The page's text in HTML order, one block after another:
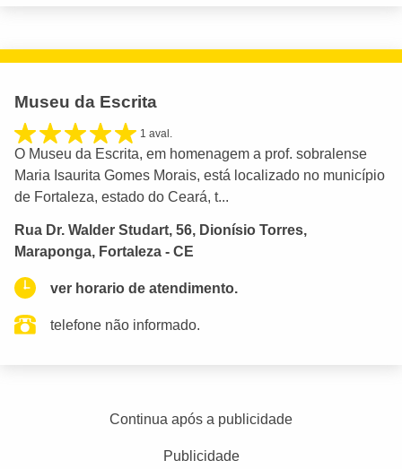
Museu da Escrita
1 aval.
O Museu da Escrita, em homenagem a prof. sobralense
Maria Isaurita Gomes Morais, está localizado no município
de Fortaleza, estado do Ceará, t...
Rua Dr. Walder Studart, 56, Dionísio Torres,
Maraponga, Fortaleza - CE
ver horario de atendimento.
telefone não informado.
Continua após a publicidade
Publicidade